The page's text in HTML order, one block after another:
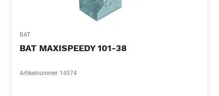
BAT
BAT MAXISPEEDY 101-38
Artikelnummer 14574